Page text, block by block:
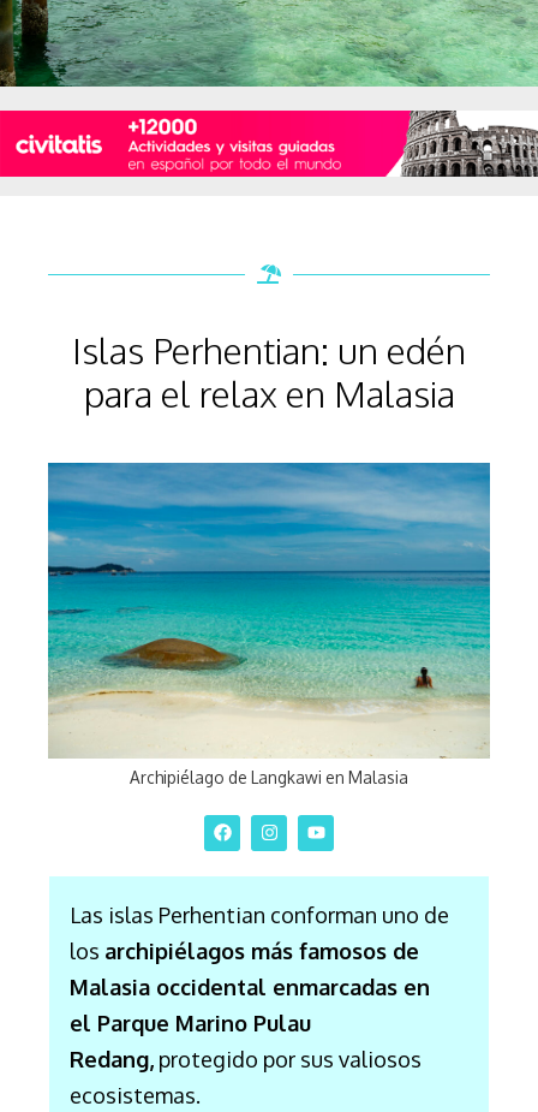
Islas Perhentian: un edén
para el relax en Malasia
Archipiélago de Langkawi en Malasia
Las islas Perhentian conforman uno de
los archipiélagos más famosos de
Malasia occidental enmarcadas en
el Parque Marino Pulau
Redang, protegido por sus valiosos
ecosistemas.